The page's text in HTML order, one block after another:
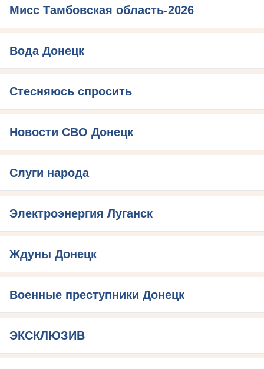
Мисс Тамбовская область-2026
Вода Донецк
Стесняюсь спросить
Новости СВО Донецк
Слуги народа
Электроэнергия Луганск
Ждуны Донецк
Военные преступники Донецк
ЭКСКЛЮЗИВ